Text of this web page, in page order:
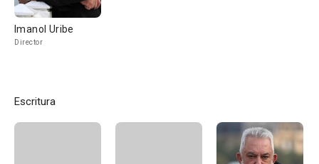
Imanol Uribe
Director
Escritura